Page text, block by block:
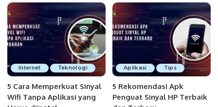
Internet Teknologi
5 Cara Memperkuat Sinyal
Wifi Tanpa Aplikasi yang
Aplikasi Tips
5 Rekomendasi Apk
Penguat Sinyal HP Terbaik